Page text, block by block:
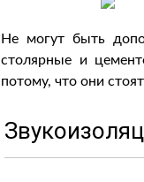
Не могут быть
столярные и
потому, что они